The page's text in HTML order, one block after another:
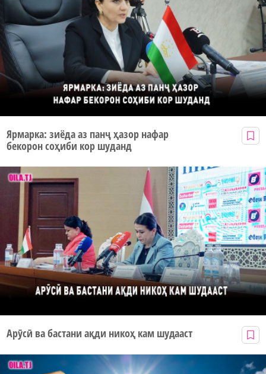
Ярмарка: зиёда аз панҷ ҳазор нафар
бекорон соҳиби кор шуданд
Арӯсӣ ва бастани ақди никоҳ кам шудааст